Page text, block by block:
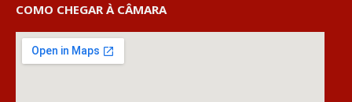
COMO CHEGAR À CÂMARA